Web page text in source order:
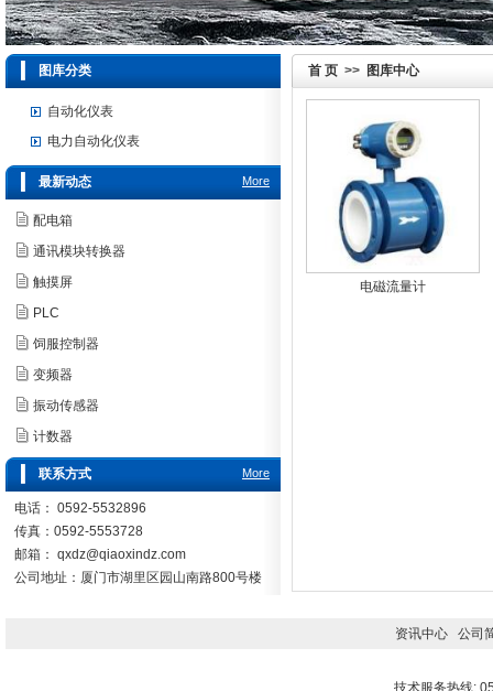
首 页 >> 图库中心
电磁流量计
图库分类
自动化仪表
电力自动化仪表
More
最新动态
配电箱
通讯模块转换器
触摸屏
PLC
饲服控制器
变频器
振动传感器
计数器
More
联系方式
电话： 0592-5532896
传真：0592-5553728
邮箱： qxdz@qiaoxindz.com
公司地址：厦门市湖里区园山南路800号楼
资讯中心 公司
技术服务热线: